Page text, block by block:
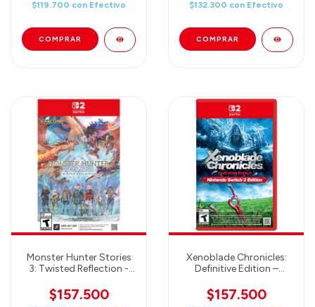
$119.700 con Efectivo $132.300 con Efectivo
Monster Hunter Stories
3: Twisted Reflection -
$157.500
Xenoblade Chronicles:
Definitive Edition –
Edition
$157.500